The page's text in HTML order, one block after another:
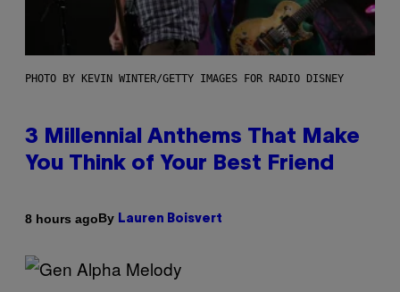
PHOTO BY KEVIN WINTER/GETTY IMAGES FOR RADIO DISNEY
3 Millennial Anthems That Make
You Think of Your Best Friend
8 hours agoBy Lauren Boisvert